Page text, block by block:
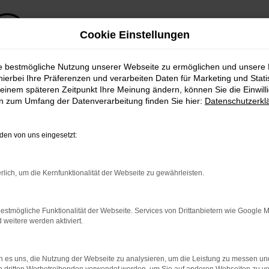
– jetzt Nissan X-Trail günstig kaufen
– jetzt
und Experten wie von unserer
Preis-Leistungs-Verhältnis. Wer im
existiert seit 1974, somit sind wir ein
zu uns nicht weit. Bestimmt haben auch Sie
X-Trail erhalten Sie auf Wunsch als
Sortiment abrunden.
Cookie Einstellungen
bestmögliche Nutzung unserer Webseite zu ermöglichen und unsere
Ihre Präferenzen und verarbeiten Daten für Marketing und
späteren Zeitpunkt Ihre Meinung ändern, können Sie die
zum Umfang der Datenverarbeitung finden Sie hier:
von uns eingesetzt:
um die Kernfunktionalität der Webseite zu gewährleisten.
Funktionalität der Webseite. Services von Drittanbietern wie Google
weitere werden aktiviert.
es uns, die Nutzung der Webseite zu analysieren, um die Leistung zu messen